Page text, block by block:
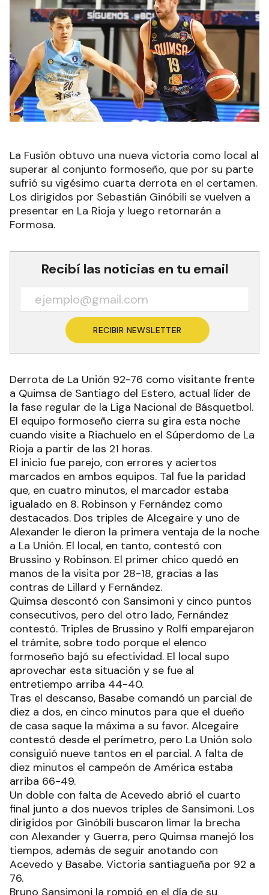
La Fusión obtuvo una nueva victoria como local al
superar al conjunto formoseño, que por su parte
sufrió su vigésimo cuarta derrota en el certamen.
Los dirigidos por Sebastián Ginóbili se vuelven a
presentar en La Rioja y luego retornarán a
Formosa.
Recibí las noticias en tu email
RECIBIR NEWSLETTER
Derrota de La Unión 92-76 como visitante frente
a Quimsa de Santiago del Estero, actual líder de
la fase regular de la Liga Nacional de Básquetbol.
El equipo formoseño cierra su gira esta noche
cuando visite a Riachuelo en el Súperdomo de La
Rioja a partir de las 21 horas.
El inicio fue parejo, con errores y aciertos
marcados en ambos equipos. Tal fue la paridad
que, en cuatro minutos, el marcador estaba
igualado en 8. Robinson y Fernández como
destacados. Dos triples de Alcegaire y uno de
Alexander le dieron la primera ventaja de la noche
a La Unión. El local, en tanto, contestó con
Brussino y Robinson. El primer chico quedó en
manos de la visita por 28-18, gracias a las
contras de Lillard y Fernández.
Quimsa descontó con Sansimoni y cinco puntos
consecutivos, pero del otro lado, Fernández
contestó. Triples de Brussino y Rolfi emparejaron
el trámite, sobre todo porque el elenco
formoseño bajó su efectividad. El local supo
aprovechar esta situación y se fue al
entretiempo arriba 44-40.
Tras el descanso, Basabe comandó un parcial de
diez a dos, en cinco minutos para que el dueño
de casa saque la máxima a su favor. Alcegaire
contestó desde el perímetro, pero La Unión solo
consiguió nueve tantos en el parcial. A falta de
diez minutos el campeón de América estaba
arriba 66-49.
Un doble con falta de Acevedo abrió el cuarto
final junto a dos nuevos triples de Sansimoni. Los
dirigidos por Ginóbili buscaron limar la brecha
con Alexander y Guerra, pero Quimsa manejó los
tiempos, además de seguir anotando con
Acevedo y Basabe. Victoria santiagueña por 92 a
76.
Bruno Sansimoni la rompió en el día de su